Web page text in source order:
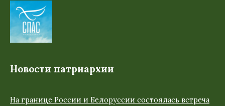
Новости патриархии
На границе России и Белоруссии состоялась встреча